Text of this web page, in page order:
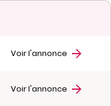
Voir l'annonce
Voir l'annonce